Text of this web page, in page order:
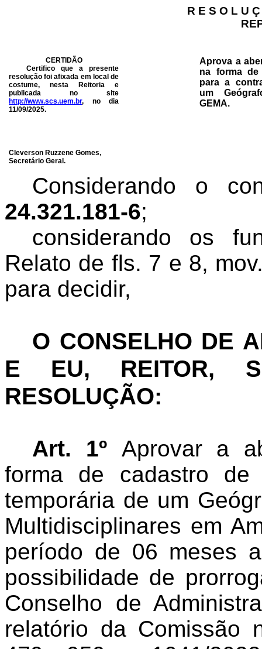
R E S O L U
CERTIDÃO
Certifico que a presente
resolução foi afixada em local de
costume, nesta Reitoria e
publicada no site
http://www.scs.uem.br, no dia
11/09/2025.
Cleverson Ruzzene Gomes,
Secretário Geral.
Aprova a
na forma de
para a
um
GEMA.
Considerando o
24.321.181-6;
considerando os
Relato de fls. 7 e 8,
para decidir,
O CONSELHO DE
E EU, REITOR,
RESOLUÇÃO:
Art. 1º Aprovar a
forma de cadastro de
temporária de um
Multidisciplinares em
período de 06 meses
possibilidade de
Conselho de
relatório da Comissão